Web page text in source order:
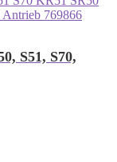
S51, S70,